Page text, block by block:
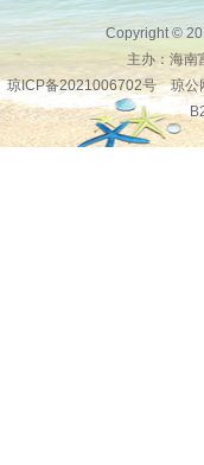
Copyright ©
主办：海南
琼ICP备2021006702号琼公